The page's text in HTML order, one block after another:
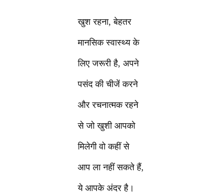
खुश रहना, बेहतर
मानसिक स्वास्थ्य के
लिए जरूरी है, अपने
पसंद की चीजें करने
और रचनात्मक रहने
से जो खुशी आपको
मिलेगी वो कहीं से
आप ला नहीं सकते हैं,
ये आपके अंदर है।